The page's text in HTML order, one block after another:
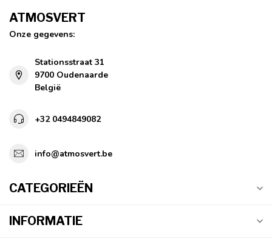
ATMOSVERT
Onze gegevens:
Stationsstraat 31
9700 Oudenaarde
België
+32 0494849082
info@atmosvert.be
CATEGORIEËN
INFORMATIE